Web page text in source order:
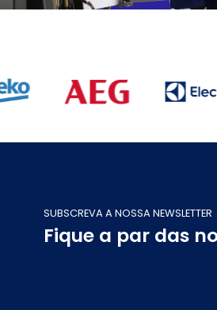
SUBSCREVA A NOSSA NEWSLETTER
Fique a par das